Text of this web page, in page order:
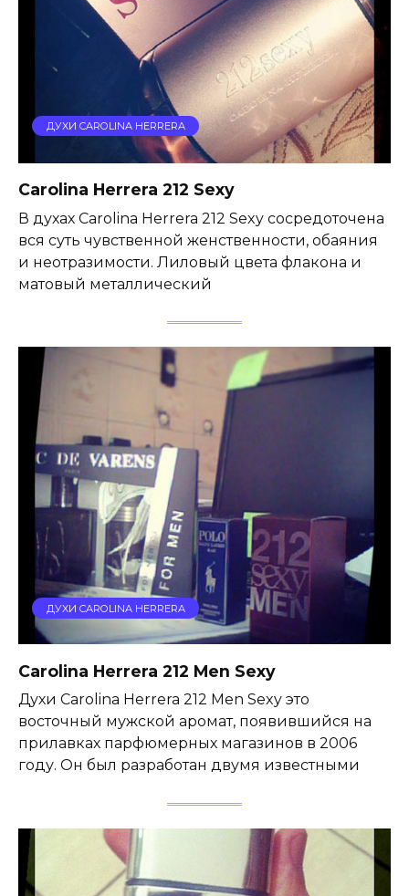
ДУХИ CAROLINA HERRERA
Carolina Herrera 212 Sexy
В духах Carolina Herrera 212 Sexy сосредоточена
вся суть чувственной женственности, обаяния
и неотразимости. Лиловый цвета флакона и
матовый металлический
ДУХИ CAROLINA HERRERA
Carolina Herrera 212 Men Sexy
Духи Carolina Herrera 212 Men Sexy это
восточный мужской аромат, появившийся на
прилавках парфюмерных магазинов в 2006
году. Он был разработан двумя известными